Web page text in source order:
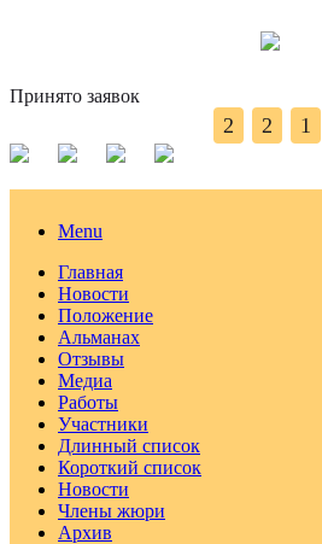
Принято заявок
2 2 1
Menu
Главная
Новости
Положение
Альманах
Отзывы
Медиа
Работы
Участники
Длинный список
Короткий список
Новости
Члены жюри
Архив